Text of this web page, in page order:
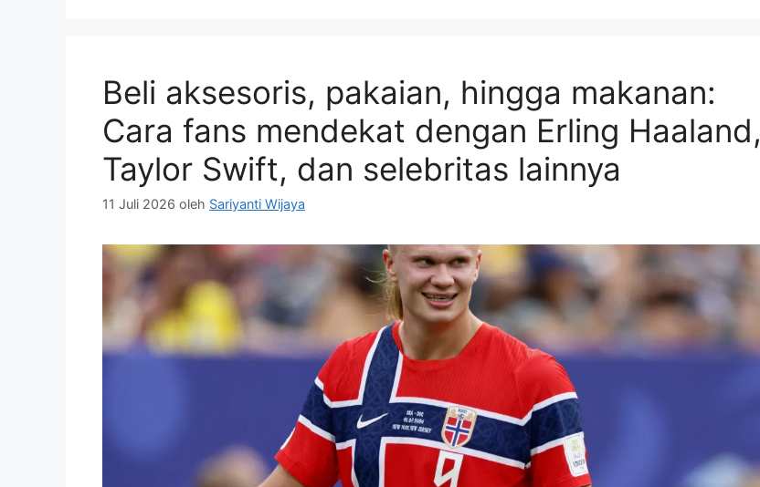
Beli aksesoris, pakaian, hingga makanan:
Cara fans mendekat dengan Erling Haaland,
Taylor Swift, dan selebritas lainnya
11 Juli 2026 oleh Sariyanti Wijaya